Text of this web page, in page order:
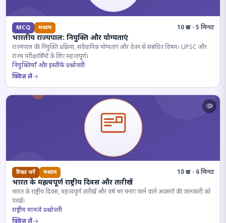
MCQ मध्यम 10 प्रश्न · 5 मिनट
भारतीय राज्यपाल: नियुक्ति और योग्यताएं
राज्यपाल की नियुक्ति प्रक्रिया, संवैधानिक योग्यताएं और वेतन से संबंधित विषय। UPSC और
राज्य परीक्षार्थियों के लिए महत्वपूर्ण।
नियुक्तियाँ और इस्तीफे प्रश्नोत्तरी
क्विज़ लें
रिक्त भरें मध्यम 10 प्रश्न · 6 मिनट
भारत के महत्वपूर्ण राष्ट्रीय दिवस और तारीखें
भारत के राष्ट्रीय दिवस, महत्वपूर्ण तारीखें और वर्ष भर मनाए जाने वाले अवसरों की जानकारी को
परखें।
राष्ट्रीय मामले प्रश्नोत्तरी
क्विज़ लें